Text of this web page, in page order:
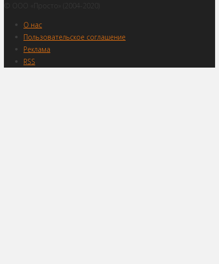
© ООО «Просто» (2004-2020)
О нас
Пользовательское соглашение
Реклама
RSS